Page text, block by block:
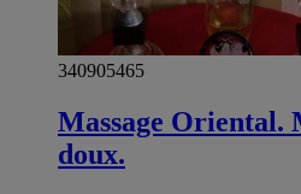
340905465
Massage Oriental.
doux.